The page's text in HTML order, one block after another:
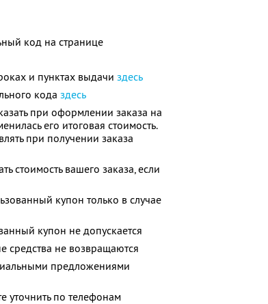
код на странице
и пунктах выдачи здесь
кода здесь
при оформлении заказа на
его итоговая стоимость.
при получении заказа
стоимость вашего заказа, если
купон только в случае
купон не допускается
средства не возвращаются
предложениями
по телефонам